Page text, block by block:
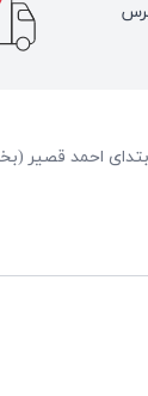
قصیر (بخارست)،